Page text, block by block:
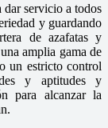
dar servicio a todos
y guardando
de azafatas y
amplia gama de
un estricto control
y aptitudes y
para alcanzar la